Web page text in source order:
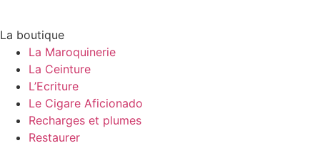
La boutique
La Maroquinerie
La Ceinture
L’Ecriture
Le Cigare Aficionado
Recharges et plumes
Restaurer